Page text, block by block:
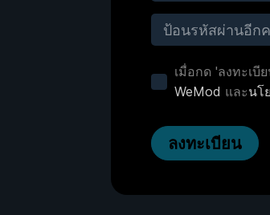
ลงทะเบียน
เมื่อกด 'ลงทะเบี
WeMod และนโ